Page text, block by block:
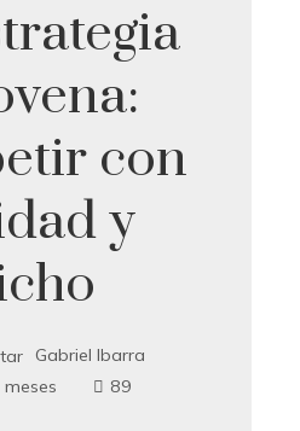
con
y
Gabriel Ibarra
89